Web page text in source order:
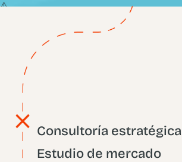
Consultoría estratégica
Estudio de mercado